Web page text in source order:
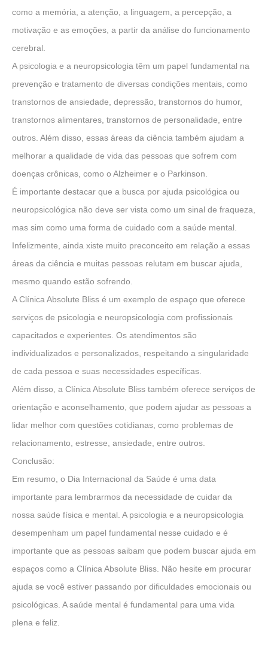
como a memória, a atenção, a linguagem, a percepção, a
motivação e as emoções, a partir da análise do funcionamento
cerebral.
A psicologia e a neuropsicologia têm um papel fundamental na
prevenção e tratamento de diversas condições mentais, como
transtornos de ansiedade, depressão, transtornos do humor,
transtornos alimentares, transtornos de personalidade, entre
outros. Além disso, essas áreas da ciência também ajudam a
melhorar a qualidade de vida das pessoas que sofrem com
doenças crônicas, como o Alzheimer e o Parkinson.
É importante destacar que a busca por ajuda psicológica ou
neuropsicológica não deve ser vista como um sinal de fraqueza,
mas sim como uma forma de cuidado com a saúde mental.
Infelizmente, ainda xiste muito preconceito em relação a essas
áreas da ciência e muitas pessoas relutam em buscar ajuda,
mesmo quando estão sofrendo.
A Clínica Absolute Bliss é um exemplo de espaço que oferece
serviços de psicologia e neuropsicologia com profissionais
capacitados e experientes. Os atendimentos são
individualizados e personalizados, respeitando a singularidade
de cada pessoa e suas necessidades específicas.
Além disso, a Clínica Absolute Bliss também oferece serviços de
orientação e aconselhamento, que podem ajudar as pessoas a
lidar melhor com questões cotidianas, como problemas de
relacionamento, estresse, ansiedade, entre outros.
Conclusão:
Em resumo, o Dia Internacional da Saúde é uma data
importante para lembrarmos da necessidade de cuidar da
nossa saúde física e mental. A psicologia e a neuropsicologia
desempenham um papel fundamental nesse cuidado e é
importante que as pessoas saibam que podem buscar ajuda em
espaços como a Clínica Absolute Bliss. Não hesite em procurar
ajuda se você estiver passando por dificuldades emocionais ou
psicológicas. A saúde mental é fundamental para uma vida
plena e feliz.